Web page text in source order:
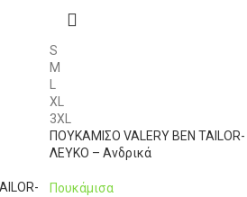
S
M
L
XL
3XL
ΠΟΥΚΑΜΙΣΟ VALERY BEN TAILOR-
ΛΕΥΚΟ – Ανδρικά
Πουκάμισα